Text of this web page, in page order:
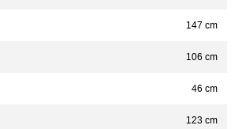
147 cm
106 cm
46 cm
123 cm